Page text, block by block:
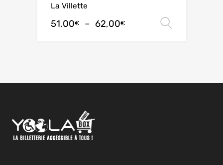
La Villette
51,00€ – 62,00€